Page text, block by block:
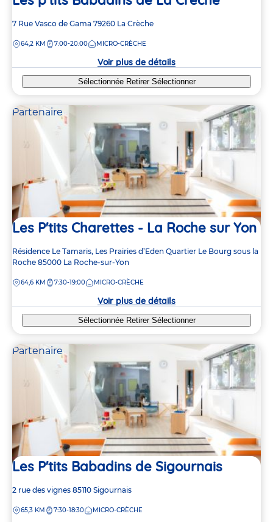
Adresse
la
7 Rue Vasco de Gama 79260 La Crèche
DISTANCE
64,2 KM 7:00-20:00 MICRO-CRÈCHE
Voir plus de détails
Sélectionnée Retirer Sélectionner
Partenaire
Les P'tits Charettes - La Roche sur Yon
Adresse
de
crèche
Résidence Le Tamaris, Les Prairies d’Eden Quartier Le Bourg sous la
Roche 85000 La Roche-sur-Yon
DISTANCE
64,6 KM 7:30-19:00 MICRO-CRÈCHE
Voir plus de détails
Sélectionnée Retirer Sélectionner
Partenaire
Les P'tits Babadins de Sigournais
Adresse
la
2 rue des vignes 85110 Sigournais
DISTANCE
65,3 KM 7:30-18:30 MICRO-CRÈCHE